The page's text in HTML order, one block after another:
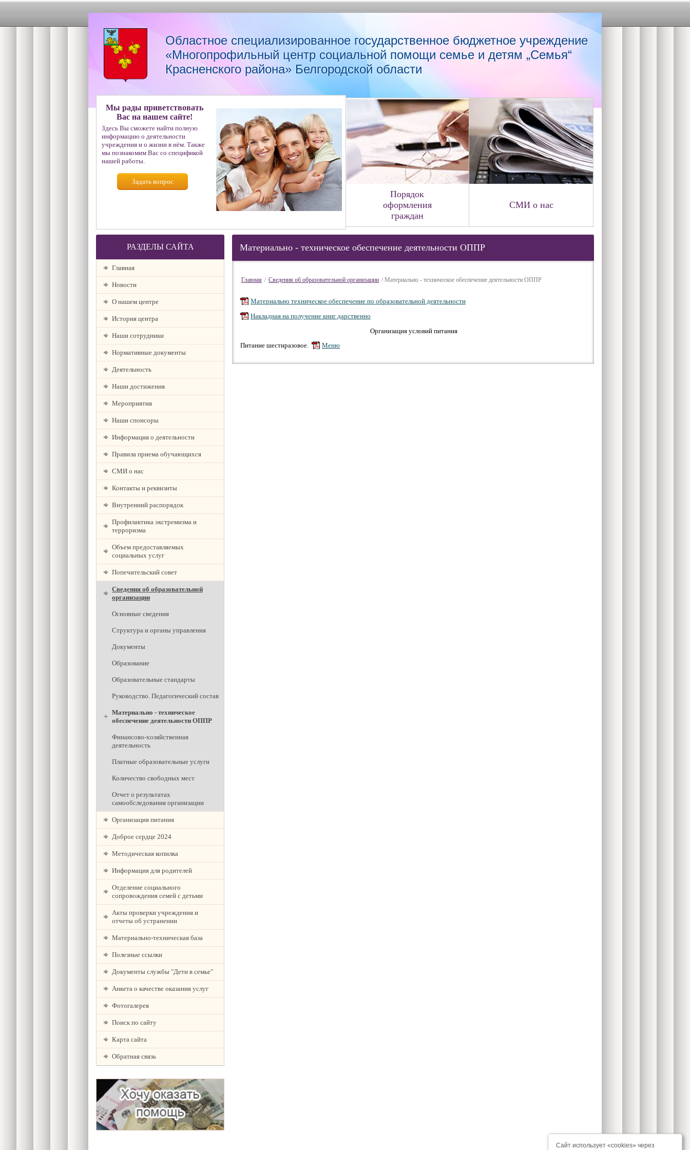
Областное специализированное государственное бюджетное учреждение
«Многопрофильный центр социальной помощи семье и детям „Семья“
Красненского района» Белгородской области
Мы рады приветствовать
Вас на нашем сайте!
Здесь Вы сможете найти полную
информацию о деятельности
учреждения и о жизни в нём. Также
мы познакомим Вас со спецификой
нашей работы.
Задать вопрос
Порядок
оформления
граждан
СМИ о нас
РАЗДЕЛЫ САЙТА
Главная
Новости
О нашем центре
История центра
Наши сотрудники
Нормативные документы
Деятельность
Наши достижения
Мероприятия
Наши спонсоры
Информация о деятельности
Правила приема обучающихся
СМИ о нас
Контакты и реквизиты
Внутренний распорядок
Профилактика экстремизма и
терроризма
Объем предоставляемых
социальных услуг
Попечительский совет
Сведения об образовательной
организации
Основные сведения
Структура и органы управления
Документы
Образование
Образовательные стандарты
Руководство. Педагогический состав
Материально - техническое
обеспечение деятельности ОППР
Финансово-хозяйственная
деятельность
Платные образовательные услуги
Количество свободных мест
Отчет о результатах
самообследования организации
Организация питания
Доброе сердце 2024
Методическая копилка
Информация для родителей
Отделение социального
сопровождения семей с детьми
Акты проверки учреждения и
отчеты об устранении
Материально-техническая база
Полезные ссылки
Документы службы "Дети в семье"
Анкета о качестве оказания услуг
Фотогалерея
Поиск по сайту
Карта сайта
Обратная связь
Материально - техническое обеспечение деятельности ОППР
Главная / Сведения об образовательной организации / Материально - техническое обеспечение деятельности ОППР
Материально техническое обеспечение по образовательной деятельности
Накладная на получение книг дарственно
Организация условий питания
Питание шестиразовое.
Меню
Сайт использует «cookies» через